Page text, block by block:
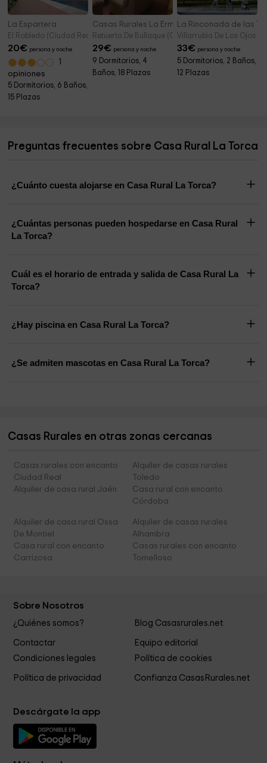
La Espartera
El Robledo (Ciudad Real)
20€ persona y noche
opiniones
5 Dormitorios, 6 Baños,
15 Plazas
Casas Rurales La Ermita y El Cerro
Retuerta De Bullaque (Ciudad Real)
29€ persona y noche
9 Dormitorios, 4
Baños, 18 Plazas
La Rinconada de las
Villarrubia De Los Ojos
33€ persona y noche
5 Dormitorios, 2 Baños,
12 Plazas
Preguntas frecuentes sobre Casa Rural La Torca
¿Cuánto cuesta alojarse en Casa Rural La Torca?
¿Cuántas personas pueden hospedarse en Casa Rural
La Torca?
Cuál es el horario de entrada y salida de Casa Rural La
Torca?
¿Hay piscina en Casa Rural La Torca?
¿Se admiten mascotas en Casa Rural La Torca?
Casas Rurales en otras zonas cercanas
Casas rurales con encanto
Ciudad Real
Alquiler de casas rurales
Toledo
Alquiler de casa rural Jaén
Casa rural con encanto
Córdoba
Alquiler de casa rural Ossa
De Montiel
Alquiler de casas rurales
Alhambra
Casa rural con encanto
Carrizosa
Casas rurales con encanto
Tomelloso
Sobre Nosotros
¿Quiénes somos? Blog Casasrurales.net
Contactar
Equipo editorial
Condiciones legales
Política de cookies
Política de privacidad Confianza CasasRurales.net
Descárgate la app